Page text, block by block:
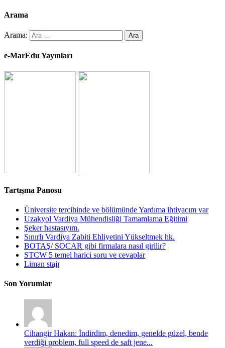
Arama
Arama:
e-MarEdu Yayınları
Tartışma Panosu
Üniversite tercihinde ve bölümünde Yardıma ihtiyacım var
Uzakyol Vardiya Mühendisliği Tamamlama Eğitimi
Şeker hastasıyım.
Sınırlı Vardiya Zabiti Ehliyetini Yükseltmek hk.
BOTAŞ/ SOCAR gibi firmalara nasıl girilir?
STCW 5 temel harici soru ve cevaplar
Liman stajı
Son Yorumlar
Cihangir Hakan: İndirdim, denedim, genelde güzel, bende
verdiği problem, full speed de saft jene...